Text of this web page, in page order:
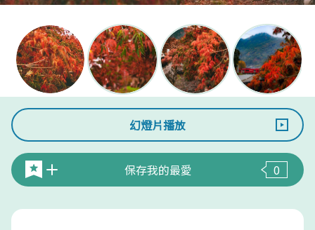
幻燈片播放
保存我的最愛 0